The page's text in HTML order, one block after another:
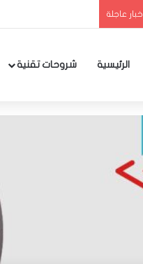
أخبار عاجلة
الرئيسية شروحات تقنية